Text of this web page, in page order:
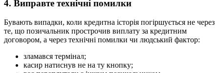
4. Виправте технічні помилки
Бувають випадки, коли кредитна історія погіршується не через
те, що позичальник прострочив виплату за кредитним
договором, а через технічні помилки чи людський фактор:
зламався термінал;
касир натиснув не на ту кнопку;